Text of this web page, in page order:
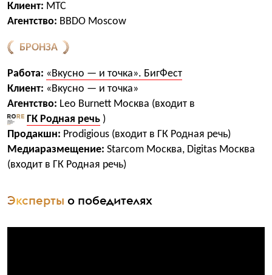
Клиент: МТС
Агентство: BBDO Moscow
БРОНЗА
Работа: «Вкусно — и точка». БигФест
Клиент: «Вкусно — и точка»
Агентство: Leo Burnett Москва (входит в
ГК Родная речь )
Продакшн: Prodigious (входит в ГК Родная речь)
Медиаразмещение: Starcom Москва, Digitas Москва
(входит в ГК Родная речь)
Эксперты о победителях